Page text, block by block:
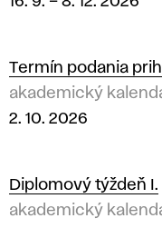
Termín podania
akademický
2. 10. 2026
Diplomový týždeň I.
akademický